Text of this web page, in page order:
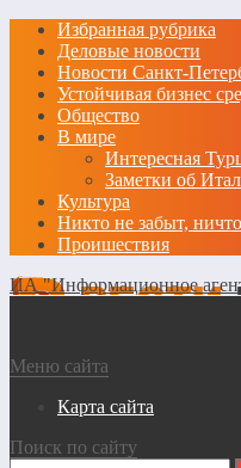
Избранная рубрика
Деловые новости
Новости Санкт-
Устойчивая бизнес
Общество
В мире
Интересная
Заметки об
Культура
Никто не забыт,
Проишествия
ИА "Информационное
Меню сайта
Карта сайта
Поиск по сайту